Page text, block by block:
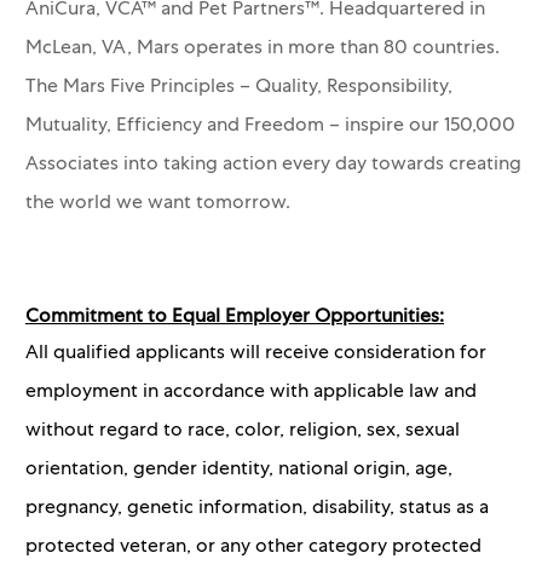
AniCura, VCA™ and Pet Partners™. Headquartered in
McLean, VA, Mars operates in more than 80 countries.
The Mars Five Principles – Quality, Responsibility,
Mutuality, Efficiency and Freedom – inspire our 150,000
Associates into taking action every day towards creating
the world we want tomorrow.
Commitment to Equal Employer Opportunities:
All qualified applicants will receive consideration for
employment in accordance with applicable law and
without regard to race, color, religion, sex, sexual
orientation, gender identity, national origin, age,
pregnancy, genetic information, disability, status as a
protected veteran, or any other category protected